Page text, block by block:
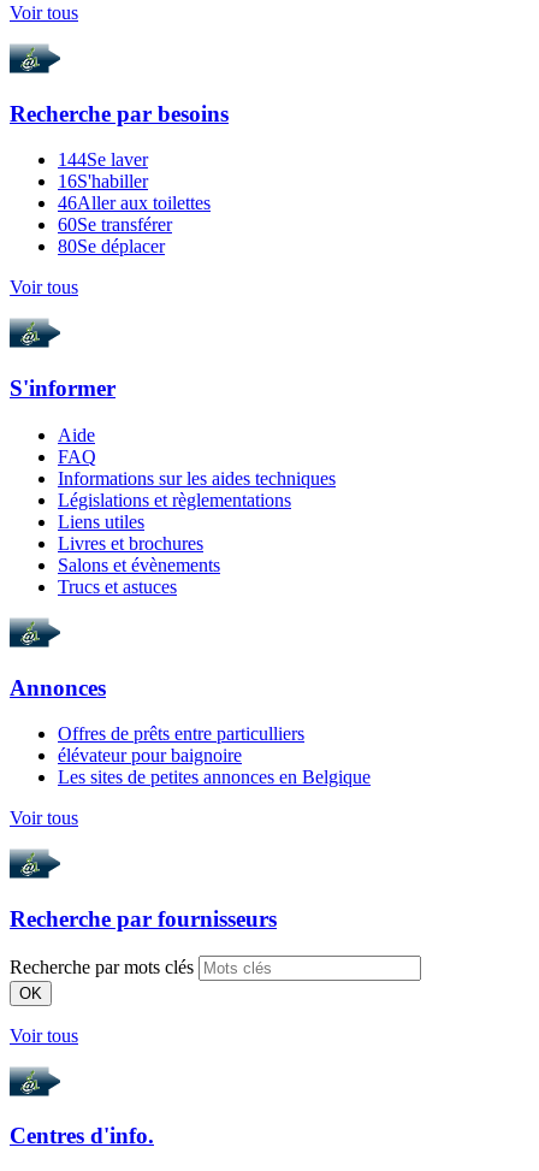
Voir tous
Recherche par besoins
144Se laver
16S'habiller
46Aller aux toilettes
60Se transférer
80Se déplacer
Voir tous
S'informer
Aide
FAQ
Informations sur les aides techniques
Législations et règlementations
Liens utiles
Livres et brochures
Salons et évènements
Trucs et astuces
Annonces
Offres de prêts entre particulliers
élévateur pour baignoire
Les sites de petites annonces en Belgique
Voir tous
Recherche par fournisseurs
Recherche par mots clés
OK
Voir tous
Centres d'info.